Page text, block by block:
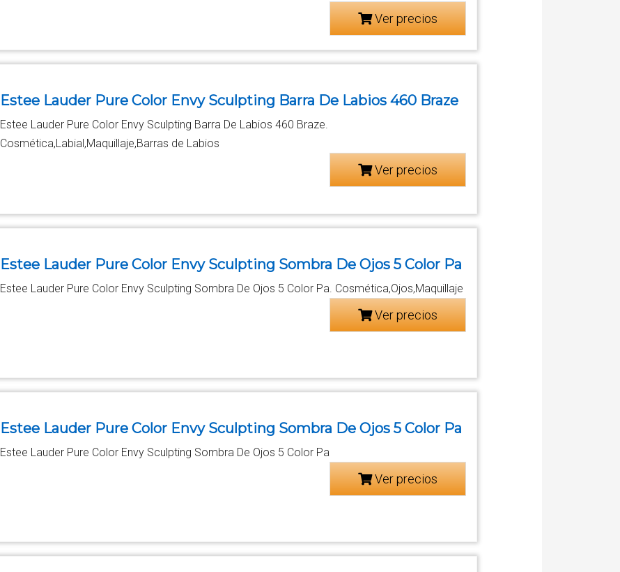
Ver precios
Estee Lauder Pure Color Envy Sculpting Barra De Labios 460 Braze
Estee Lauder Pure Color Envy Sculpting Barra De Labios 460 Braze.
Cosmética,Labial,Maquillaje,Barras de Labios
Ver precios
Estee Lauder Pure Color Envy Sculpting Sombra De Ojos 5 Color Pa
Estee Lauder Pure Color Envy Sculpting Sombra De Ojos 5 Color Pa. Cosmética,Ojos,Maquillaje
Ver precios
Estee Lauder Pure Color Envy Sculpting Sombra De Ojos 5 Color Pa
Estee Lauder Pure Color Envy Sculpting Sombra De Ojos 5 Color Pa
Ver precios